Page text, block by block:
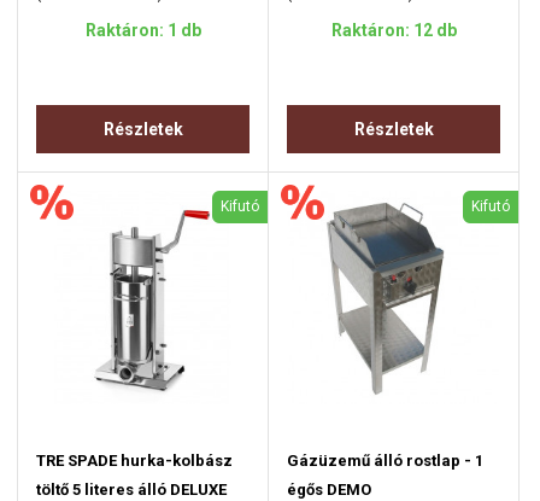
Raktáron: 1 db
Részletek
Raktáron: 12 db
Részletek
Kifutó
TRE SPADE hurka-kolbász
töltő 5 literes álló DELUXE
Kifutó
Gázüzemű álló rostlap - 1
égős DEMO